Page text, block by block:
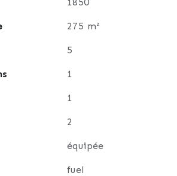
offrant un potentiel
de vie agréable.
275 m²
5
1
1
2
équipée
fuel